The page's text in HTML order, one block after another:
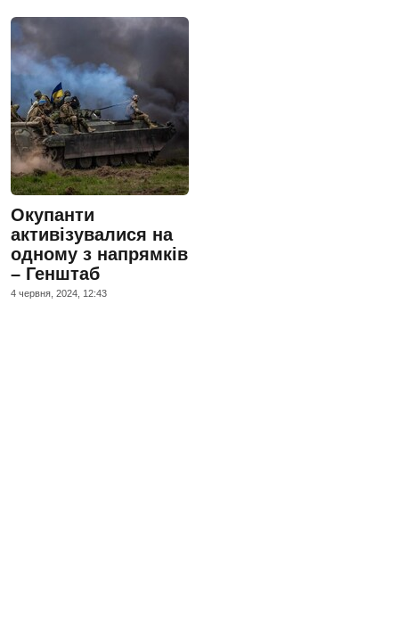
Окупанти
активізувалися на
одному з напрямків
– Генштаб
4 червня, 2024, 12:43